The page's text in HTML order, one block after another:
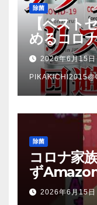
除菌
【ベスト
めるコロ
法【本要
2026年6月15
除菌
コロナ家
ず
介2026年6月15日